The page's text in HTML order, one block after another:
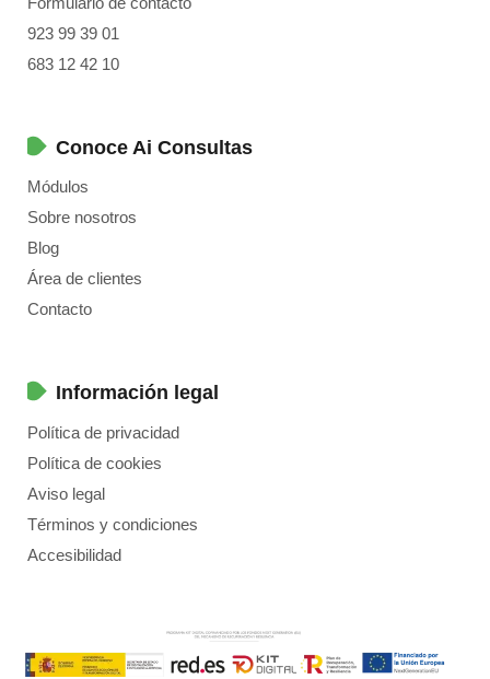
923 99 39 01
683 12 42 10
Conoce Ai Consultas
Módulos
Sobre nosotros
Blog
Área de clientes
Contacto
Información legal
Política de privacidad
Política de cookies
Aviso legal
Términos y condiciones
Accesibilidad